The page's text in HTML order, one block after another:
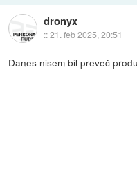
dronyx
::21. feb 2025, 20:51
Danes nisem bil preveč